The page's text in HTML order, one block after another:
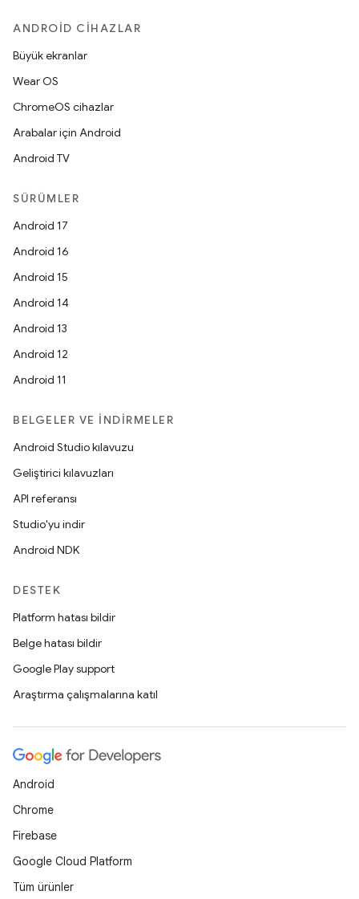
ANDROID CIHAZLAR
Büyük ekranlar
Wear OS
ChromeOS cihazlar
Arabalar için Android
Android TV
SÜRÜMLER
Android 17
Android 16
Android 15
Android 14
Android 13
Android 12
Android 11
BELGELER VE İNDIRMELER
Android Studio kılavuzu
Geliştirici kılavuzları
API referansı
Studio'yu indir
Android NDK
DESTEK
Platform hatası bildir
Belge hatası bildir
Google Play support
Araştırma çalışmalarına katıl
Android
Chrome
Firebase
Google Cloud Platform
Tüm ürünler